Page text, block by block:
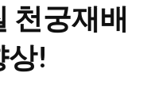
소득 향상!